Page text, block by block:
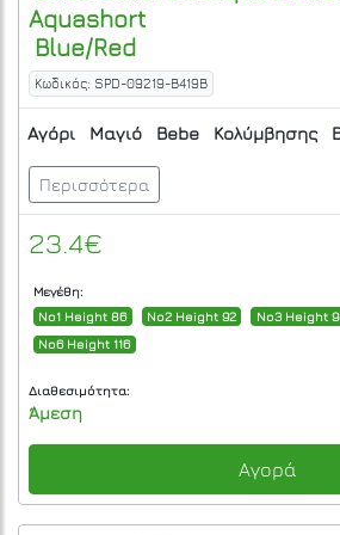
Aquashort
Blue/Red
Κωδικός: SPD-09219-B419B
Αγόρι Μαγιό Bebe Κολύμβησης
Περισσότερα
23.4€
Μεγέθη:
No1 Height 86
No2 Height 92 No3 Height
No6 Height 116
Διαθεσιμότητα:
Άμεση
Αγορά